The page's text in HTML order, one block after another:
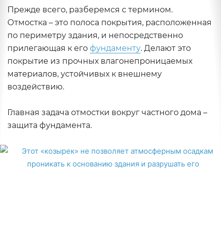
Прежде всего, разберемся с термином.
Отмостка – это полоса покрытия, расположенная
по периметру здания, и непосредственно
прилегающая к его фундаменту. Делают это
покрытие из прочных влагонепроницаемых
материалов, устойчивых к внешнему
воздействию.
Главная задача отмостки вокруг частного дома –
защита фундамента.